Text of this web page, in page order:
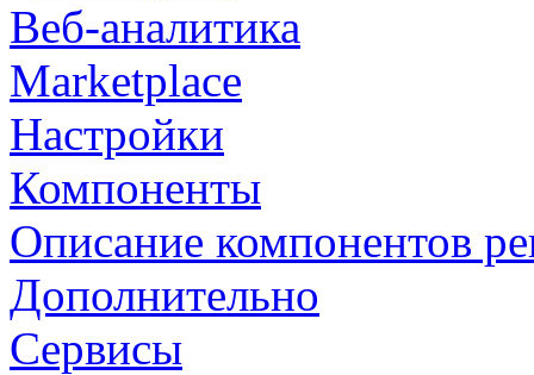
Веб-аналитика
Marketplace
Настройки
Компоненты
Описание компонентов
Дополнительно
Сервисы